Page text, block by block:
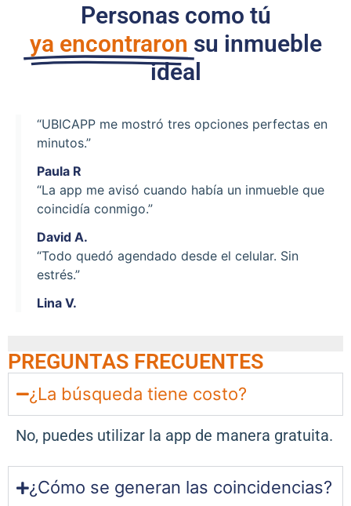
Personas como tú
ya encontraron su inmueble
ideal
“UBICAPP me mostró tres opciones perfectas en
minutos.”
Paula R
“La app me avisó cuando había un inmueble que
coincidía conmigo.”
David A.
“Todo quedó agendado desde el celular. Sin
estrés.”
Lina V.
PREGUNTAS FRECUENTES
¿La búsqueda tiene costo?
No, puedes utilizar la app de manera gratuita.
¿Cómo se generan las coincidencias?